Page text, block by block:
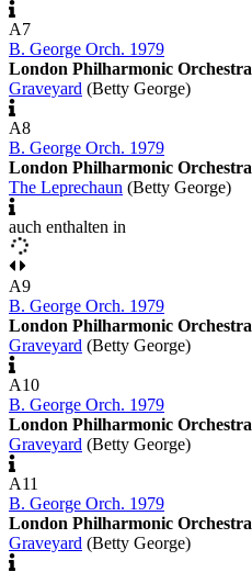
A7
B. George Orch. 1979
London Philharmonic Orchestra
Graveyard (Betty George)
A8
B. George Orch. 1979
London Philharmonic Orchestra
The Leprechaun (Betty George)
auch enthalten in
A9
B. George Orch. 1979
London Philharmonic Orchestra
Graveyard (Betty George)
A10
B. George Orch. 1979
London Philharmonic Orchestra
Graveyard (Betty George)
A11
B. George Orch. 1979
London Philharmonic Orchestra
Graveyard (Betty George)